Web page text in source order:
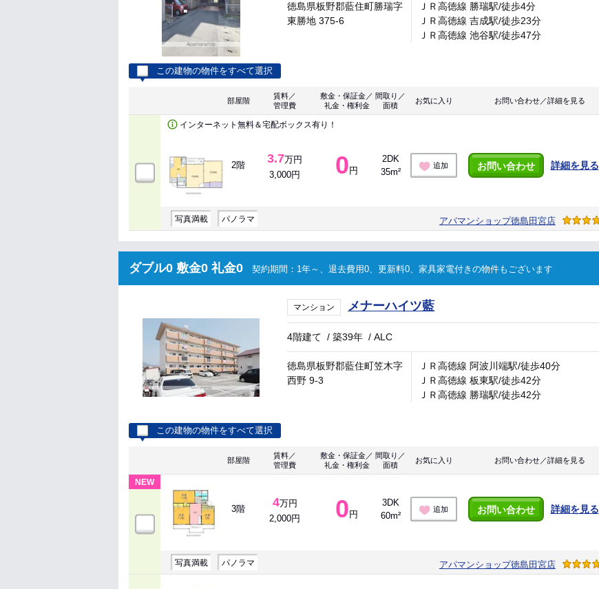
徳島県板野郡藍住町勝瑞字
東勝地 375-6
ＪＲ高徳線 勝瑞駅/徒歩4分
ＪＲ高徳線 吉成駅/徒歩23分
ＪＲ高徳線 池谷駅/徒歩47分
この建物の物件をすべて選択
部屋階
賃料／
管理費
敷金・保証金／
礼金・権利金
間取り／
面積
お気に入り お問い合わせ／詳細を見る
インターネット無料＆宅配ボックス有り！
2階 3.7万円
3,000円
0 円
2DK
35m²
追加 お問い合わせ 詳細を見る
写真満載 パノラマ アパマンショップ徳島田宮店
ダブル0 敷金0 礼金0 契約期間：1年～、退去費用0、更新料0、家具家電付きの物件もございます
マンション メナーハイツ藍
4階建て /築39年 /ALC
徳島県板野郡藍住町笠木字
西野 9-3
ＪＲ高徳線 阿波川端駅/徒歩40分
ＪＲ高徳線 板東駅/徒歩42分
ＪＲ高徳線 勝瑞駅/徒歩42分
この建物の物件をすべて選択
部屋階
賃料／
管理費
敷金・保証金／
礼金・権利金
間取り／
面積
お気に入り お問い合わせ／詳細を見る
NEW
3階 4万円
2,000円
0 円
3DK
60m²
追加 お問い合わせ 詳細を見る
写真満載 パノラマ アパマンショップ徳島田宮店